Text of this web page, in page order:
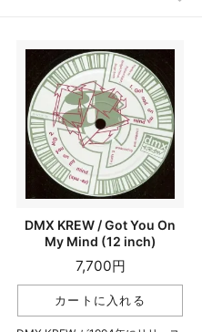
DMX KREW / Got You On
My Mind (12 inch)
7,700円